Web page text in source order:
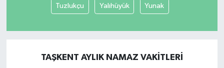
Tuzlukçu Yalıhüyük Yunak
TAŞKENT AYLIK NAMAZ VAKITLERI